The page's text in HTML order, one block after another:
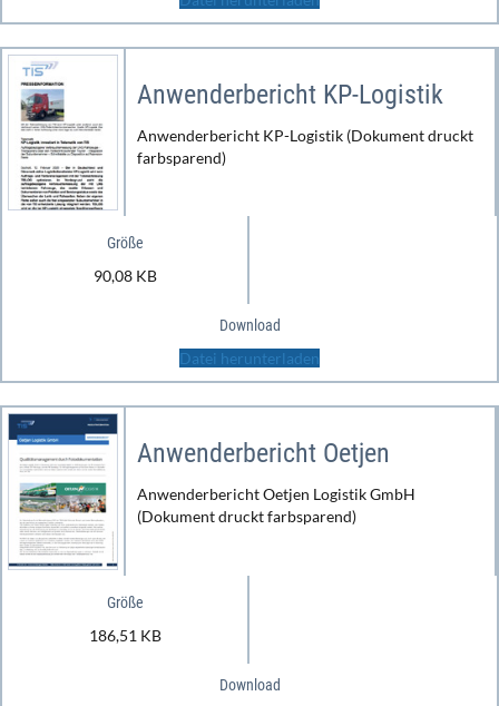
Anwenderbericht KP-Logistik
Anwenderbericht KP-Logistik (Dokument druckt
farbsparend)
Größe
90,08 KB
Download
Datei herunterladen
Anwenderbericht Oetjen
Anwenderbericht Oetjen Logistik GmbH
(Dokument druckt farbsparend)
Größe
186,51 KB
Download